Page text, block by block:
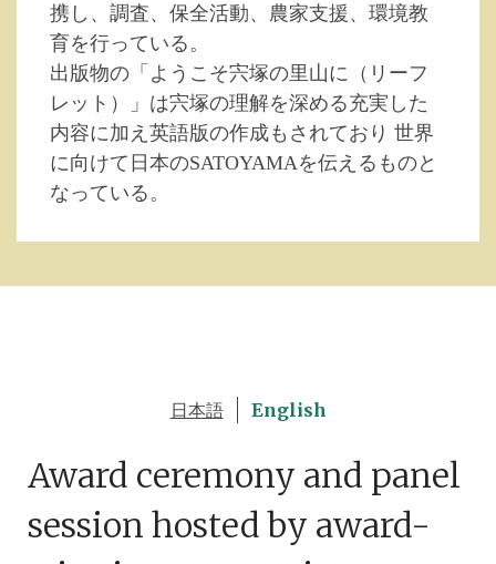
携し、調査、保全活動、農家支援、環境教
育を行っている。
出版物の「ようこそ宍塚の里山に（リーフ
レット）」は宍塚の理解を深める充実した
内容に加え英語版の作成もされており 世界
に向けて日本のSATOYAMAを伝えるものと
なっている。
日本語 English
Award ceremony and panel
session hosted by award-